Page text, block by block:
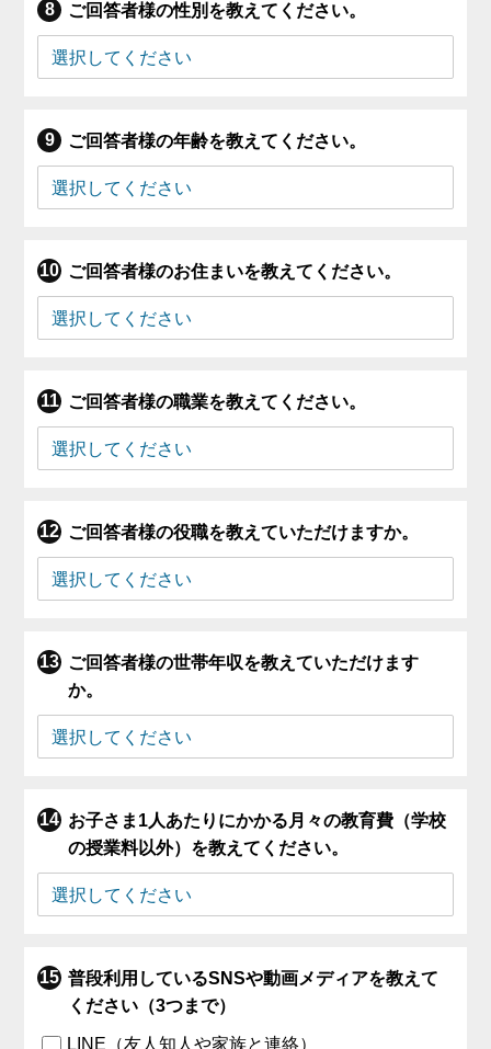
ご回答者様の性別を教えてください。
ご回答者様の年齢を教えてください。
ご回答者様のお住まいを教えてください。
ご回答者様の職業を教えてください。
ご回答者様の役職を教えていただけますか。
ご回答者様の世帯年収を教えていただけます
か。
お子さま1人あたりにかかる月々の教育費（学校
の授業料以外）を教えてください。
普段利用しているSNSや動画メディアを教えて
ください（3つまで）
LINE（友人知人や家族と連絡）